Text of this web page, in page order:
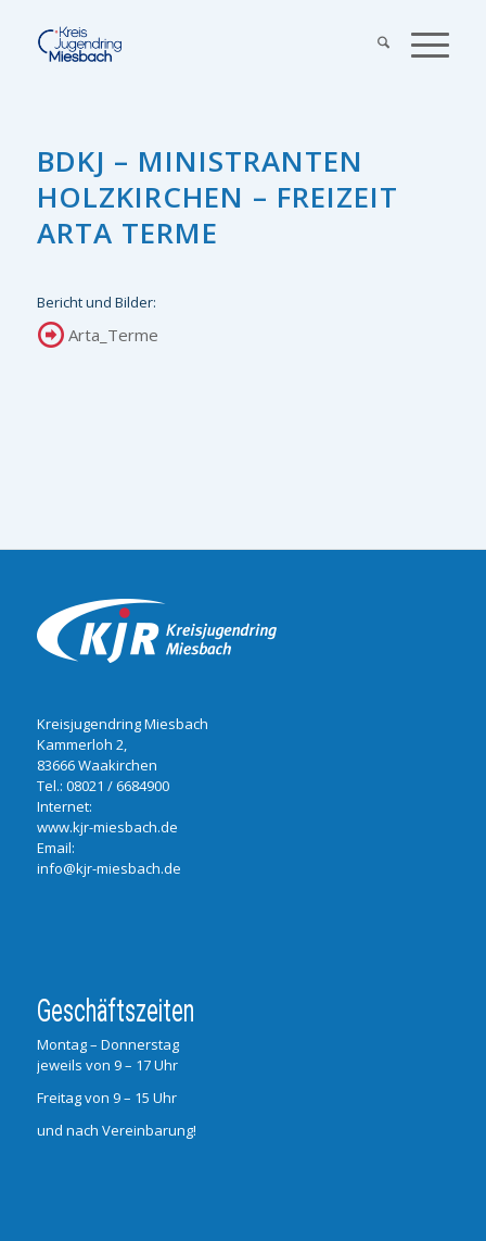
BDKJ – MINISTRANTEN
HOLZKIRCHEN – FREIZEIT
ARTA TERME
Bericht und Bilder:
Arta_Terme
Kreisjugendring Miesbach
Kammerloh 2,
83666 Waakirchen
Tel.: 08021 / 6684900
Internet:
www.kjr-miesbach.de
Email:
info@kjr-miesbach.de
Geschäftszeiten
Montag – Donnerstag
jeweils von 9 – 17 Uhr
Freitag von 9 – 15 Uhr
und nach Vereinbarung!